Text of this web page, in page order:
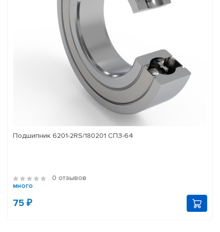
Подшипник 6201-2RS/180201 СПЗ-64
0 отзывов
много
75 ₽